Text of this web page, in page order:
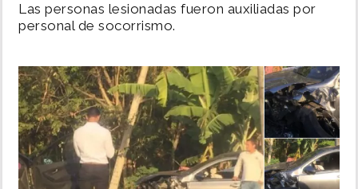
NACIONAL
SHOW
DEPORTES
Las personas lesionadas fueron auxiliadas por
personal de socorrismo.